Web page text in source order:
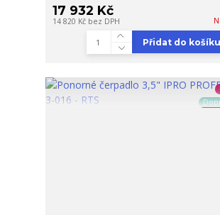
17 932 Kč
14 820 Kč bez DPH
Přidat do košíku